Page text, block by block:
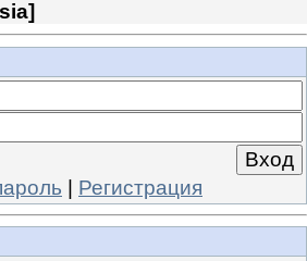
]
| Регистрация